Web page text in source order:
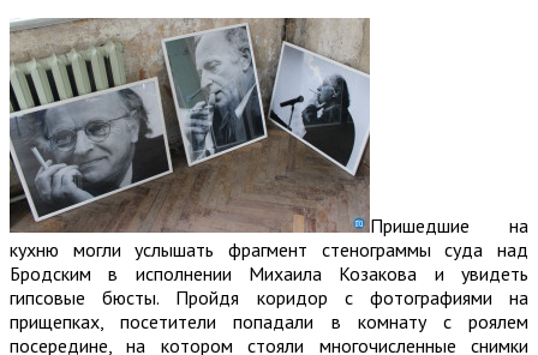
Пришедшие на
кухню могли услышать фрагмент стенограммы суда над
Бродским в исполнении Михаила Козакова и увидеть
гипсовые бюсты. Пройдя коридор с фотографиями на
прищепках, посетители попадали в комнату с роялем
посередине, на котором стояли многочисленные снимки